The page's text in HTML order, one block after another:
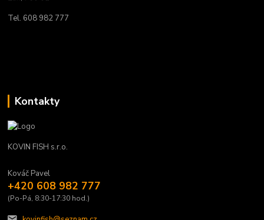
Tel. 608 982 777
Kontakty
KOVIN FISH s.r.o.
Kováč Pavel
+420 608 982 777
(Po-Pá, 8:30-17:30 hod.)